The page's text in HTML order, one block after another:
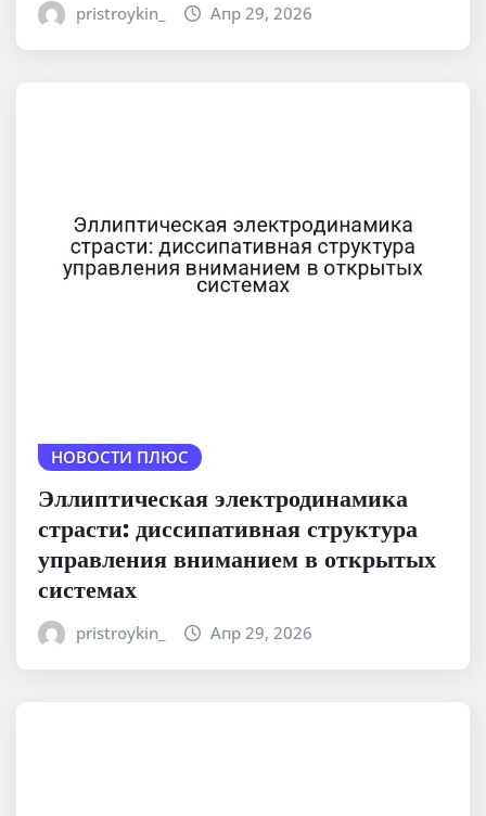
pristroykin_ Апр 29, 2026
НОВОСТИ ПЛЮС
Эллиптическая электродинамика
страсти: диссипативная структура
управления вниманием в открытых
системах
pristroykin_ Апр 29, 2026